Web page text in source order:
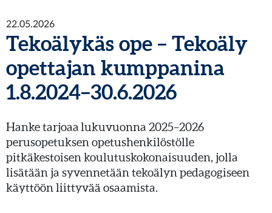
22.05.2026
Tekoälykäs ope – Tekoäly
opettajan kumppanina
1.8.2024–30.6.2026
Hanke tarjoaa lukuvuonna 2025–2026
perusopetuksen opetushenkilöstölle
pitkäkestoisen koulutuskokonaisuuden, jolla
lisätään ja syvennetään tekoälyn pedagogiseen
käyttöön liittyvää osaamista.